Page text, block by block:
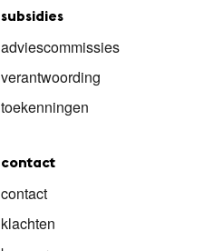
subsidies
adviescommissies
verantwoording
toekenningen
contact
contact
klachten